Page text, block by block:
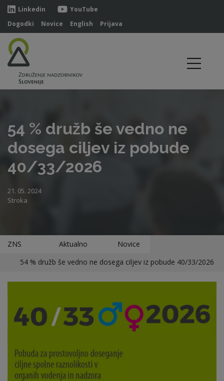
Linkedin
YouTube
Dogodki
Novice English Prijava
54 % družb še vedno ne
dosega ciljev iz pobude
40/33/2026
21. 05. 2024
Stroka
ZNS Aktualno
Novice
54 % družb še vedno ne dosega ciljev iz pobude 40/33/2026